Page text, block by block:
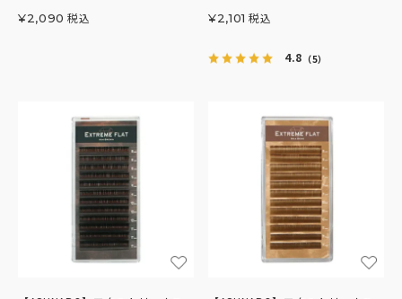
¥2,090 税込 ¥2,101 税込
4.8 （5）